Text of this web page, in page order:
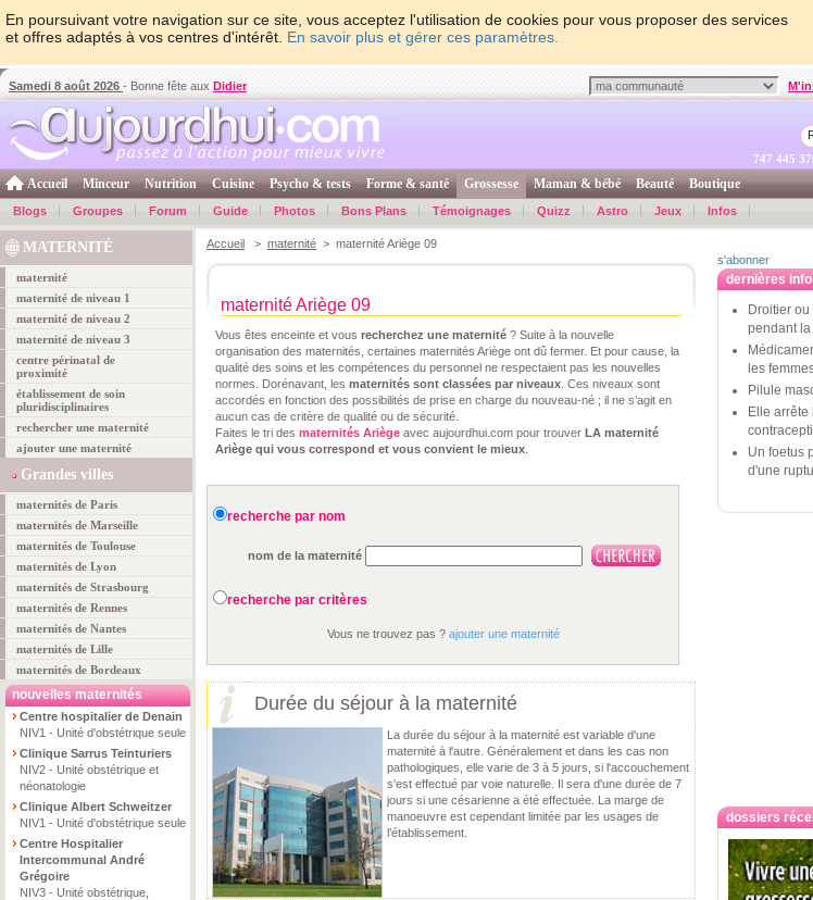
En poursuivant votre navigation sur ce site, vous acceptez l'utilisation de cookies pour vous proposer des services
et offres adaptés à vos centres d'intérêt. En savoir plus et gérer ces paramètres.
Samedi 8 août 2026 - Bonne fête aux Didier
747 445
Accueil Minceur Nutrition Cuisine Psycho & tests Forme & santé Grossesse Maman & bébé Beauté Boutique
Blogs Groupes Forum Guide Photos Bons Plans Témoignages Quizz Astro Jeux Infos
MATERNITÉ
maternité
maternité de niveau 1
maternité de niveau 2
maternité de niveau 3
centre périnatal de
proximité
établissement de soin
pluridisciplinaires
rechercher une maternité
ajouter une maternité
Grandes villes
maternités de Paris
maternités de Marseille
maternités de Toulouse
maternités de Lyon
maternités de Strasbourg
maternités de Rennes
maternités de Nantes
maternités de Lille
maternités de Bordeaux
nouvelles maternités
Centre hospitalier de Denain
NIV1 - Unité d'obstétrique seule
Clinique Sarrus Teinturiers
NIV2 - Unité obstétrique et
néonatologie
Clinique Albert Schweitzer
NIV1 - Unité d'obstétrique seule
Centre Hospitalier
Intercommunal André
Grégoire
NIV3 - Unité obstétrique,
Accueil > maternité > maternité Ariège 09
maternité Ariège 09
Vous êtes enceinte et vous recherchez une maternité ? Suite à la nouvelle
organisation des maternités, certaines maternités Ariège ont dû fermer. Et pour cause, la
qualité des soins et les compétences du personnel ne respectaient pas les nouvelles
normes. Dorénavant, les maternités sont classées par niveaux . Ces niveaux sont
accordés en fonction des possibilités de prise en charge du nouveau-né ; il ne s’agit en
aucun cas de critère de qualité ou de sécurité.
Faites le tri des maternités Ariège avec aujourdhui.com pour trouver LA maternité
Ariège qui vous correspond et vous convient le mieux
recherche par nom
nom de la maternité
recherche par critères
Vous ne trouvez pas ? ajouter une maternité
Durée du séjour à la maternité
La durée du séjour à la maternité est variable d'une
maternité à l'autre. Généralement et dans les cas non
pathologiques, elle varie de 3 à 5 jours, si l'accouchement
s'est effectué par voie naturelle. Il sera d'une durée de 7
jours si une césarienne a été effectuée. La marge de
manoeuvre est cependant limitée par les usages de
l’établissement.
s'abonner
dernières
Droitier
pendant
les
Pilule
Elle
Un foetus
d'une
dossiers